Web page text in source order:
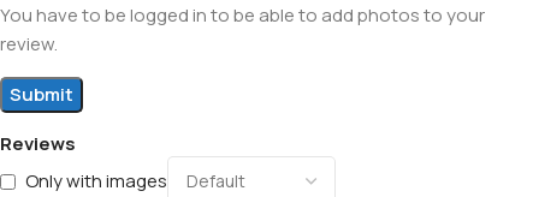
Reviews
Only with images
You have to be logged in to be able to add photos to your
review.